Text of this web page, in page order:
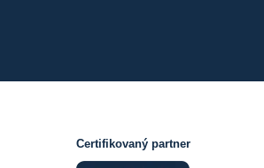
Certifikovaný partner